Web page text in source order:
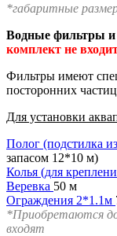
*габаритные
Водные фильтры и
комплект не
Фильтры имеют
посторонних
Для установки
Полог (подстилка
запасом 12*10 м)
Колья (для
Веревка 50 м
Ограждения 2*1.1м
*Приобретаются
входят